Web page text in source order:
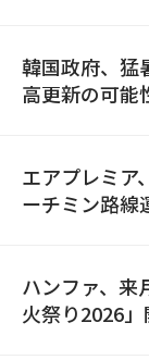
韓国政府、猛
高更新の可能
エアプレミア
ーチミン路
ハンファ、来
火祭り2026